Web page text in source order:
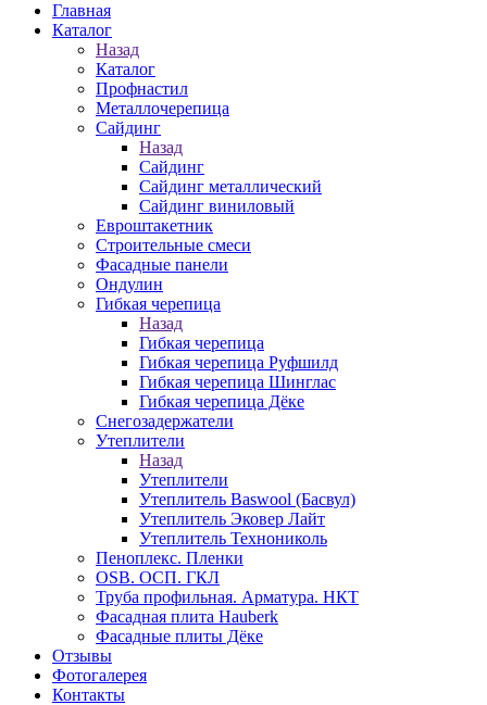
Главная
Каталог
Назад
Каталог
Профнастил
Металлочерепица
Сайдинг
Назад
Сайдинг
Сайдинг металлический
Сайдинг виниловый
Евроштакетник
Строительные смеси
Фасадные панели
Ондулин
Гибкая черепица
Назад
Гибкая черепица
Гибкая черепица Руфшилд
Гибкая черепица Шинглас
Гибкая черепица Дёке
Снегозадержатели
Утеплители
Назад
Утеплители
Утеплитель Baswool (Басвул)
Утеплитель Эковер Лайт
Утеплитель Технониколь
Пеноплекс. Пленки
OSB. ОСП. ГКЛ
Труба профильная. Арматура. НКТ
Фасадная плита Hauberk
Фасадные плиты Дёке
Отзывы
Фотогалерея
Контакты